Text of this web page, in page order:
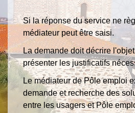
Si la réponse du service ne
médiateur peut être saisi.
La demande doit décrire
présenter les justificatifs
Le médiateur de Pôle emploi
demande et recherche des
entre les usagers et Pôle